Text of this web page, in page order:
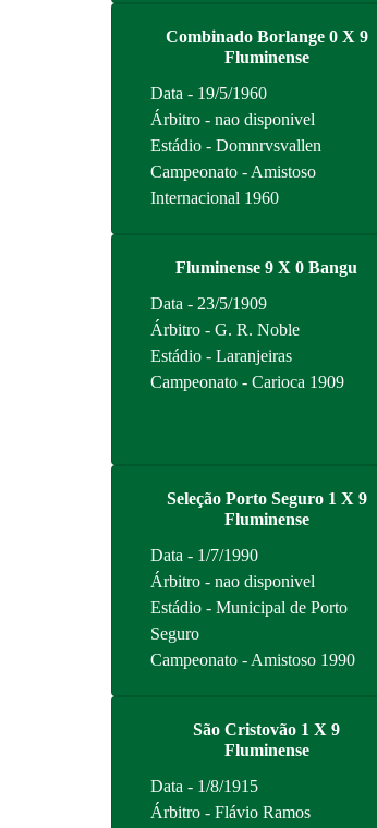
Combinado Borlange 0 X 9
Fluminense
Data - 19/5/1960
Árbitro - nao disponivel
Estádio - Domnrvsvallen
Campeonato - Amistoso
Internacional 1960
Fluminense 9 X 0 Bangu
Data - 23/5/1909
Árbitro - G. R. Noble
Estádio - Laranjeiras
Campeonato - Carioca 1909
Seleção Porto Seguro 1 X 9
Fluminense
Data - 1/7/1990
Árbitro - nao disponivel
Estádio - Municipal de Porto
Seguro
Campeonato - Amistoso 1990
São Cristovão 1 X 9
Fluminense
Data - 1/8/1915
Árbitro - Flávio Ramos